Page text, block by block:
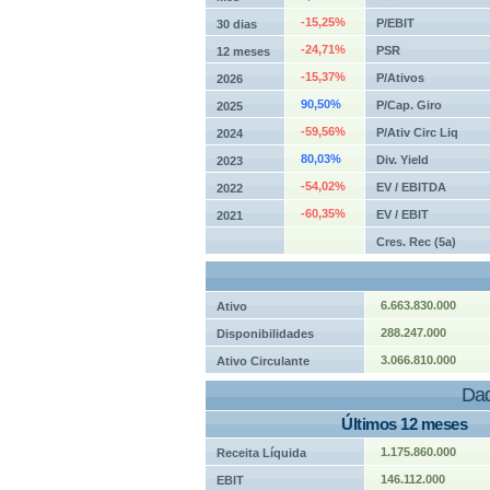
30 dias -15,25% P/EBIT
12 meses -24,71% PSR
2026 -15,37% P/Ativos
2025 90,50% P/Cap. Giro
2024 -59,56% P/Ativ Circ Liq
2023 80,03% Div. Yield
2022 -54,02% EV / EBITDA
2021 -60,35% EV / EBIT
Cres. Rec (5a)
Ativo 6.663.830.000
Disponibilidades 288.247.000
Ativo Circulante 3.066.810.000
Últimos 12 meses
Receita Líquida 1.175.860.000
EBIT 146.112.000